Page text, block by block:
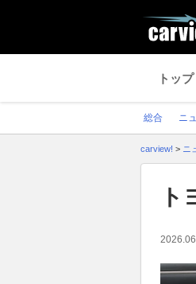
トップ
総合 ニ
carview! > ニ